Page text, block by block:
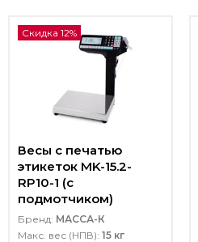
Скидка 12%
Весы с печатью
этикеток MK-15.2-
RP10-1 (с
подмотчиком)
Бренд: МАССА-К
Макс. вес (НПВ): 15 кг